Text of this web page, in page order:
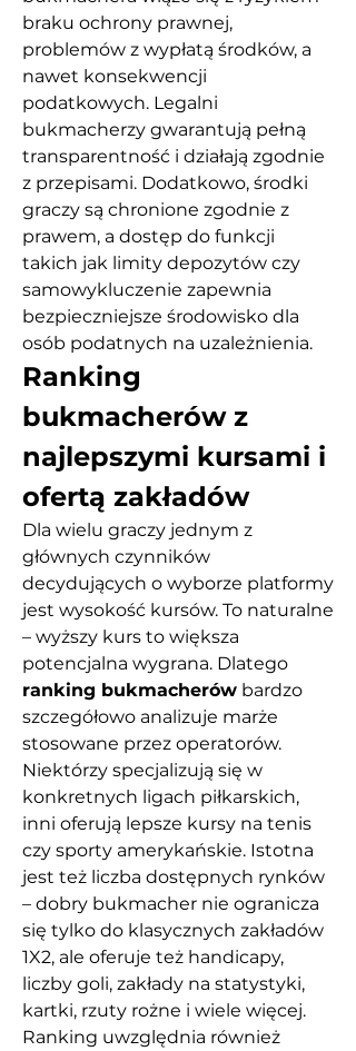
braku ochrony prawnej,
problemów z wypłatą środków, a
nawet konsekwencji
podatkowych. Legalni
bukmacherzy gwarantują pełną
transparentność i działają zgodnie
z przepisami. Dodatkowo, środki
graczy są chronione zgodnie z
prawem, a dostęp do funkcji
takich jak limity depozytów czy
samowykluczenie zapewnia
bezpieczniejsze środowisko dla
osób podatnych na uzależnienia.
Ranking
bukmacherów z
najlepszymi kursami i
ofertą zakładów
Dla wielu graczy jednym z
głównych czynników
decydujących o wyborze platformy
jest wysokość kursów. To naturalne
– wyższy kurs to większa
ranking bukmacherów bardzo
szczegółowo analizuje marże
stosowane przez operatorów.
Niektórzy specjalizują się w
konkretnych ligach piłkarskich,
inni oferują lepsze kursy na tenis
czy sporty amerykańskie. Istotna
jest też liczba dostępnych rynków
– dobry bukmacher nie ogranicza
się tylko do klasycznych zakładów
1X2, ale oferuje też handicapy,
liczby goli, zakłady na statystyki,
kartki, rzuty rożne i wiele więcej.
Ranking uwzględnia również